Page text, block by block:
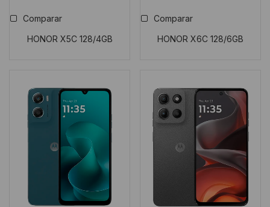
Comparar
HONOR X5C 128/4GB
Comparar
HONOR X6C 128/6GB